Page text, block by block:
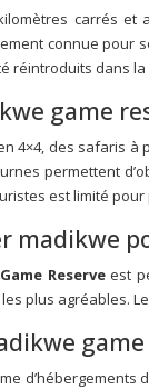
carrés
connue
réintroduits dans
game
4×4, des safaris à
permettent
est limité
madikwe
Reserveest
plus agréables.